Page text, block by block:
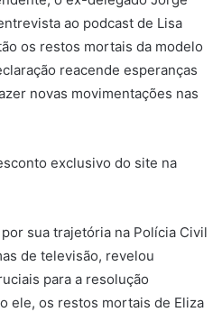
ao podcast de Lisa
os restos mortais da modelo
reacende esperanças
novas movimentações nas
exclusivo do site na
sua trajetória na Polícia Civil
de televisão, revelou
para a resolução
ele, os restos mortais de Eliza